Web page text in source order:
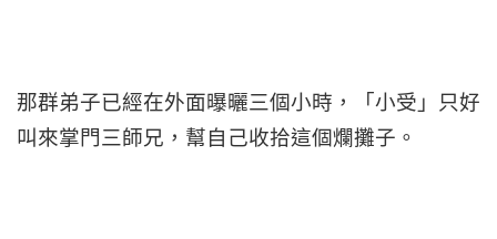
那群弟子已經在外面曝曬三個小時，「小受」只好
叫來掌門三師兄，幫自己收拾這個爛攤子。